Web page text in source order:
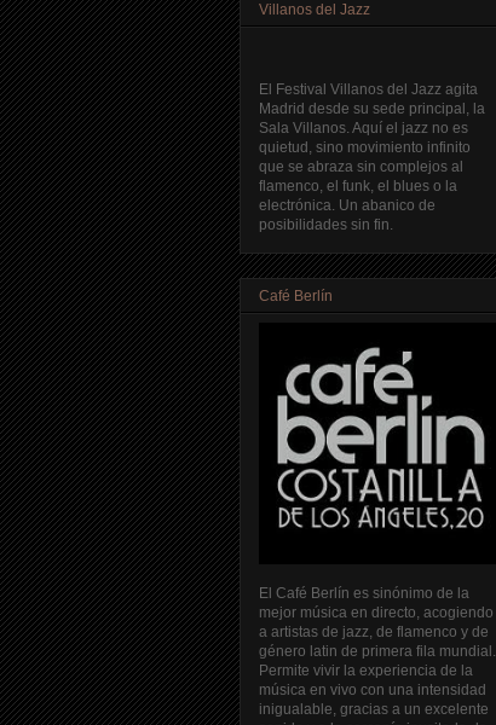
Villanos del Jazz
El Festival Villanos del Jazz agita
Madrid desde su sede principal, la
Sala Villanos. Aquí el jazz no es
quietud, sino movimiento infinito
que se abraza sin complejos al
flamenco, el funk, el blues o la
electrónica. Un abanico de
posibilidades sin fin.
Café Berlín
El Café Berlín es sinónimo de la
mejor música en directo, acogiendo
a artistas de jazz, de flamenco y de
género latin de primera fila mundial.
Permite vivir la experiencia de la
música en vivo con una intensidad
inigualable, gracias a un excelente